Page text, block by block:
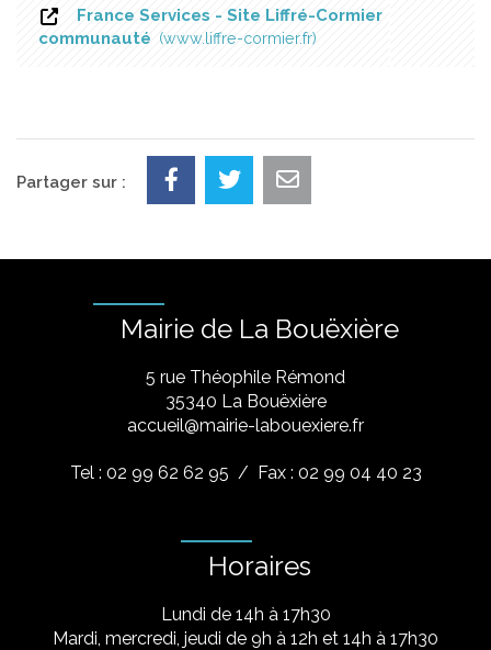
France Services - Site Liffré-Cormier
communauté
www.liffre-cormier.fr
Partager sur :
Mairie de La Bouëxière
5 rue Théophile Rémond
​35340 La Bouëxière
accueil@mairie-labouexiere.fr
Tel : 02 99 62 62 95 / Fax : 02 99 04 40 23
Horaires
Lundi de 14h à 17h30
Mardi, mercredi, jeudi de 9h à 12h et 14h à 17h30